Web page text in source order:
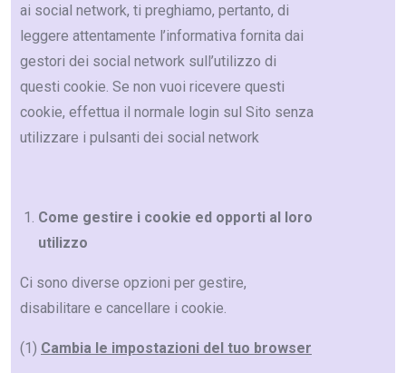
ai social network, ti preghiamo, pertanto, di
leggere attentamente l’informativa fornita dai
gestori dei social network sull’utilizzo di
questi cookie. Se non vuoi ricevere questi
cookie, effettua il normale login sul Sito senza
utilizzare i pulsanti dei social network
Come gestire i cookie ed opporti al loro
utilizzo
Ci sono diverse opzioni per gestire,
disabilitare e cancellare i cookie.
(1) Cambia le impostazioni del tuo browser